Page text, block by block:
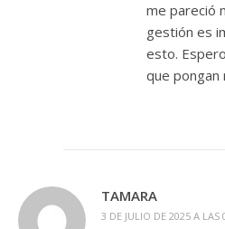
me pareció
gestión es
esto.
que pongan
TAMARA
3 DE JULIO DE 2025 A LAS